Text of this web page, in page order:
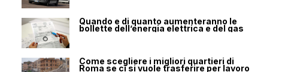
Quando e di quanto aumenteranno le
bollette dell’energia elettrica e del gas
Come scegliere i migliori quartieri di
Roma se ci si vuole trasferire per lavoro